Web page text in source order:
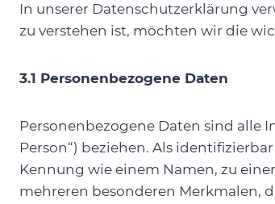
In unserer Datenschutzerklärung
zu verstehen ist, möchten wir die
3.1 Personenbezogene Daten
Personenbezogene Daten sind alle
Person“) beziehen. Als
Kennung wie einem Namen, zu
mehreren besonderen Merkmalen,